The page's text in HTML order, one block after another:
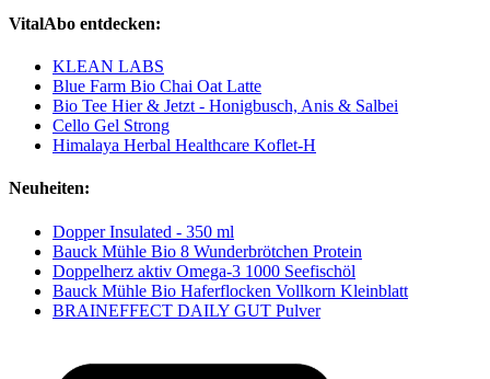
VitalAbo entdecken:
KLEAN LABS
Blue Farm Bio Chai Oat Latte
Bio Tee Hier & Jetzt - Honigbusch, Anis & Salbei
Cello Gel Strong
Himalaya Herbal Healthcare Koflet-H
Neuheiten:
Dopper Insulated - 350 ml
Bauck Mühle Bio 8 Wunderbrötchen Protein
Doppelherz aktiv Omega-3 1000 Seefischöl
Bauck Mühle Bio Haferflocken Vollkorn Kleinblatt
BRAINEFFECT DAILY GUT Pulver